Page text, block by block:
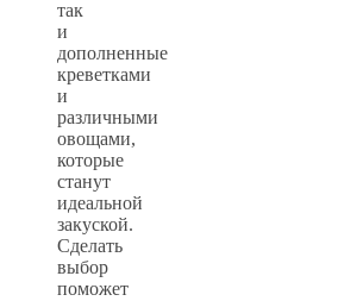
так
и
дополненные
креветками
и
различными
овощами,
которые
станут
идеальной
закуской.
Сделать
выбор
поможет